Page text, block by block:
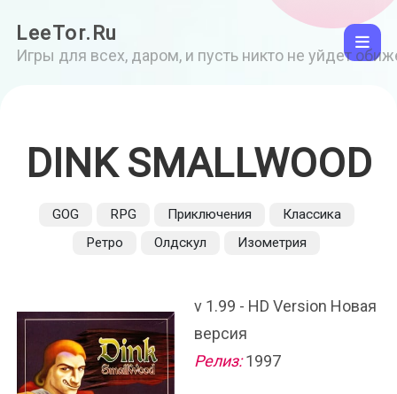
LeeTor.Ru
Игры для всех, даром, и пусть никто не уйдет
DINK SMALLWOOD
GOG RPG Приключения
Классика
Ретро
Олдскул Изометрия
v 1.99 - HD Version Новая
версия
Релиз:1997